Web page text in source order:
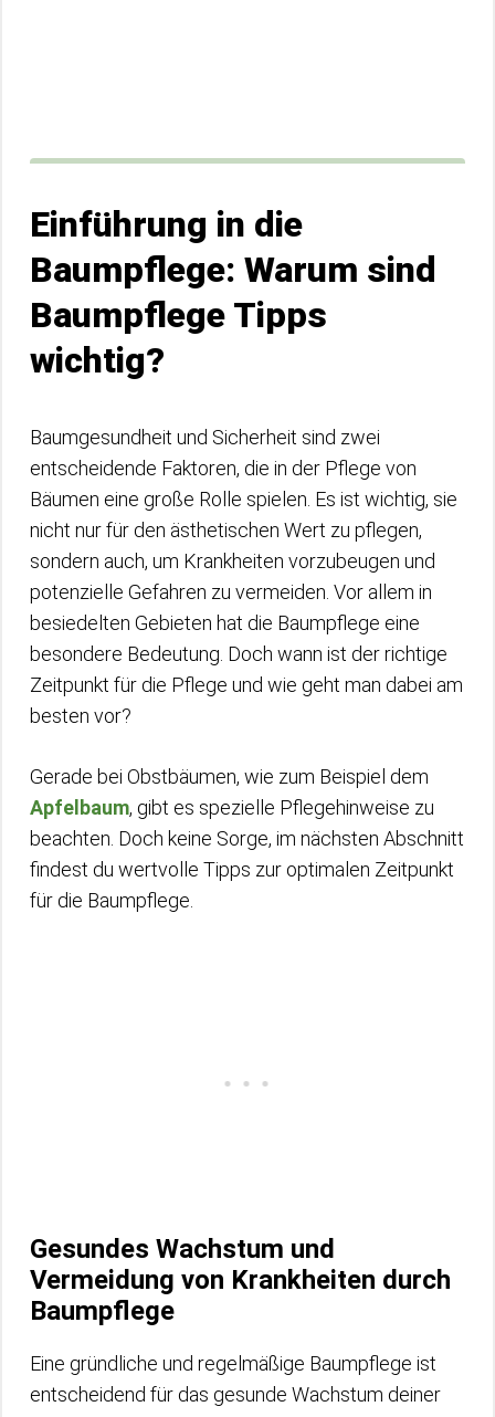
Einführung in die
Baumpflege: Warum sind
Baumpflege Tipps
wichtig?
Baumgesundheit und Sicherheit sind zwei
entscheidende Faktoren, die in der Pflege von
Bäumen eine große Rolle spielen. Es ist wichtig, sie
nicht nur für den ästhetischen Wert zu pflegen,
sondern auch, um Krankheiten vorzubeugen und
potenzielle Gefahren zu vermeiden. Vor allem in
besiedelten Gebieten hat die Baumpflege eine
besondere Bedeutung. Doch wann ist der richtige
Zeitpunkt für die Pflege und wie geht man dabei am
besten vor?
Gerade bei Obstbäumen, wie zum Beispiel dem
Apfelbaum, gibt es spezielle Pflegehinweise zu
beachten. Doch keine Sorge, im nächsten Abschnitt
findest du wertvolle Tipps zur optimalen Zeitpunkt
für die Baumpflege.
Gesundes Wachstum und
Vermeidung von Krankheiten durch
Baumpflege
Eine gründliche und regelmäßige Baumpflege ist
entscheidend für das gesunde Wachstum deiner